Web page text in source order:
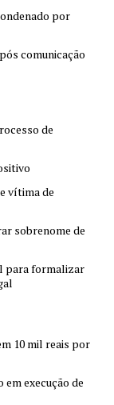
por
comunicação
de
vítima de
sobrenome de
para formalizar
10 mil reais por
execução de